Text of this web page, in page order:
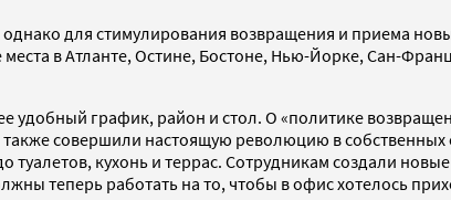
для стимулирования возвращения и приема
в Атланте, Остине, Бостоне, Нью-Йорке, Сан-
удобный график, район и стол. О «политике
совершили настоящую революцию в собственных
кухонь и террас. Сотрудникам создали
теперь работать на то, чтобы в офис хотелось